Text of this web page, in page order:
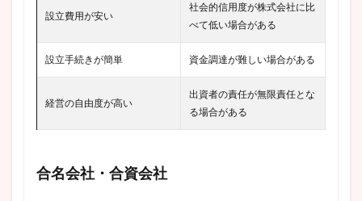
設立費用が安い
社会的信用度が株式会社に比
べて低い場合がある
設立手続きが簡単 資金調達が難しい場合がある
経営の自由度が高い
出資者の責任が無限責任とな
る場合がある
合名会社・合資会社